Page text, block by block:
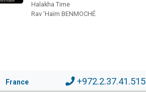
Halakha Time
Rav 'Haïm BENMOCHÉ
France +972.2.37.41.515